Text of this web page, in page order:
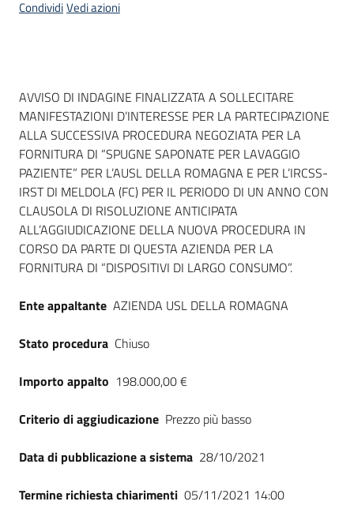
telematiche
English
site
Seguici
CondividiVedi azioni
Dati del bando
AVVISO DI INDAGINE FINALIZZATA A SOLLECITARE
MANIFESTAZIONI D’INTERESSE PER LA PARTECIPAZIONE
ALLA SUCCESSIVA PROCEDURA NEGOZIATA PER LA
FORNITURA DI “SPUGNE SAPONATE PER LAVAGGIO
PAZIENTE” PER L’AUSL DELLA ROMAGNA E PER L’IRCSS-
IRST DI MELDOLA (FC) PER IL PERIODO DI UN ANNO CON
CLAUSOLA DI RISOLUZIONE ANTICIPATA
ALL’AGGIUDICAZIONE DELLA NUOVA PROCEDURA IN
CORSO DA PARTE DI QUESTA AZIENDA PER LA
FORNITURA DI “DISPOSITIVI DI LARGO CONSUMO”.
Ente appaltante AZIENDA USL DELLA ROMAGNA
Stato procedura Chiuso
Importo appalto 198.000,00 €
Criterio di aggiudicazione Prezzo più basso
Data di pubblicazione a sistema 28/10/2021
Termine richiesta chiarimenti 05/11/2021 14:00